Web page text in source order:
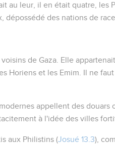
au leur, il en était quatre, les
dépossédé des nations de
de Gaza. Elle
Horiens et les Emim. Il ne
appellent des douars
à l'idée des villes
aux Philistins (Josué 13.3),